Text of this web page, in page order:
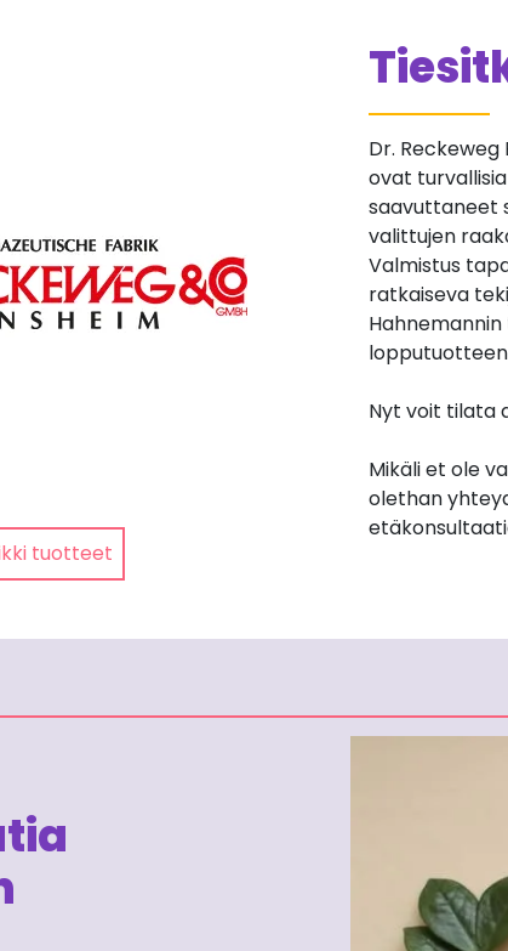
tuotteet
Dr.
ovat
saavuttaneet
valittujen
Valmistus
ratkaiseva
Nyt voit tilata
Mikäli et ole
olethan